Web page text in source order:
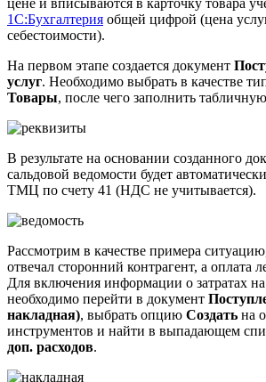
1С:Бухгалтерия общей цифрой (цена
себестоимости).
На первом этапе создается документ
услуг. Необходимо выбрать в качестве
Товары, после чего заполнить
В результате на основании созданного
сальдовой ведомости будет
ТМЦ по счету 41 (НДС не учитывается).
Рассмотрим в качестве примера
отвечал сторонний контрагент, а оплата
Для включения информации о затратах на
необходимо перейти в документ
накладная), выбрать опцию Создать на
инструментов и найти в выпадающем
доп. расходов.